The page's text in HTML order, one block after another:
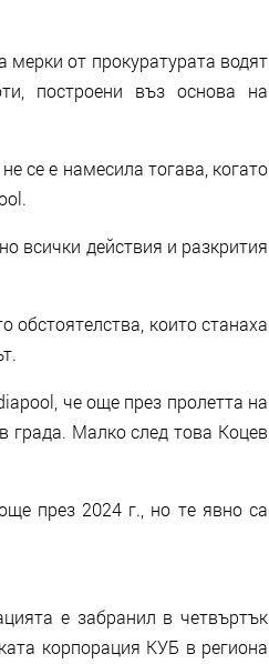
от прокуратурата водят
построени въз основа на
се е намесила тогава, когато
всички действия и разкрития
обстоятелства, които станаха
че още през пролетта на
града. Малко след това Коцев
през 2024 г., но те явно са
е забранил в четвъртък
корпорация КУБ в региона